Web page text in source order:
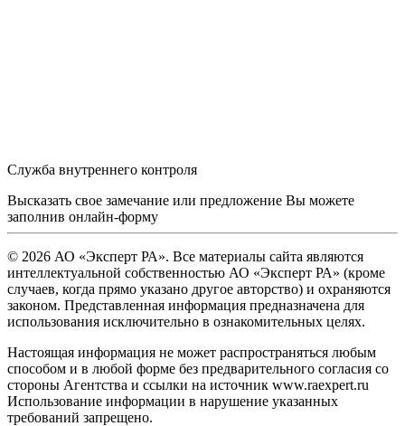
Служба внутреннего контроля
Высказать свое замечание или предложение Вы можете
заполнив онлайн-форму
© 2026 АО «Эксперт РА». Все материалы сайта являются
интеллектуальной собственностью АО «Эксперт РА» (кроме
случаев, когда прямо указано другое авторство) и охраняются
законом. Представленная информация предназначена для
использования исключительно в ознакомительных целях.
Настоящая информация не может распространяться любым
способом и в любой форме без предварительного согласия со
стороны Агентства и ссылки на источник www.raexpert.ru
Использование информации в нарушение указанных
требований запрещено.